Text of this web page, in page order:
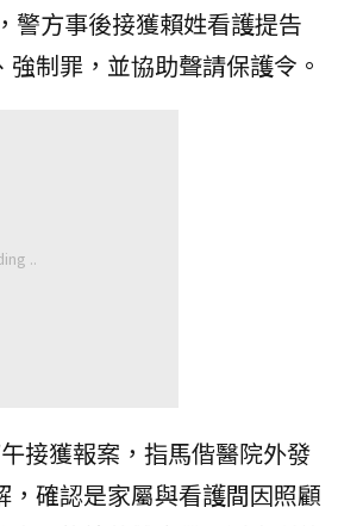
警方事後接獲賴姓看護提告
制罪，並協助聲請保護令。
接獲報案，指馬偕醫院外發
，確認是家屬與看護間因照顧